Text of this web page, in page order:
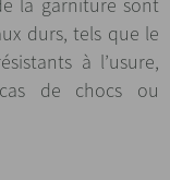
durs, tels que le
à l’usure,
de chocs ou